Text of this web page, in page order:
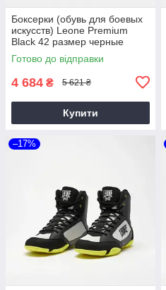
Боксерки (обувь для боевых
искусств) Leone Premium
Black 42 размер черные
Готово до відправки
4 684 ₴ 5 621 ₴
Купити
–17%